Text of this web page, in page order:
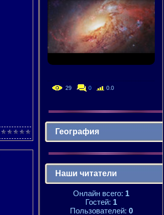
29 0 0.0
География
Наши читатели
Онлайн всего: 1
Гостей: 1
Пользователей: 0